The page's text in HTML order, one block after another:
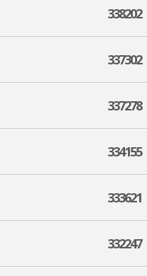
338202
337302
337278
334155
333621
332247